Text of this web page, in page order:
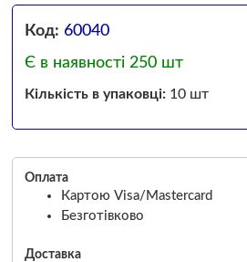
Код: 60040
Є в наявності 250 шт
Кількість в упаковці:10 шт
Оплата
Картою Visa/Mastercard
Безготівково
Доставка